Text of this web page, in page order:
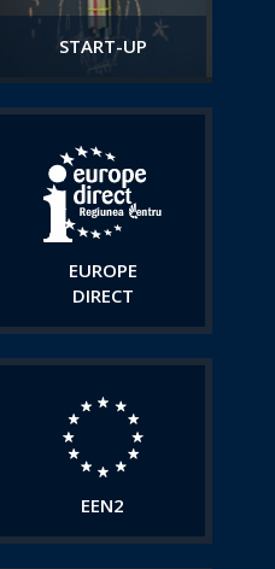
START-UP
EUROPE
DIRECT
EEN2